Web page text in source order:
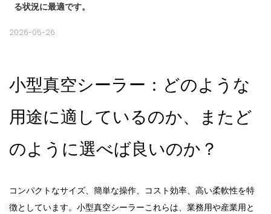
る状況に最適です。
2026-05-26
小型真空シーラー：どのような
用途に適しているのか、またど
のように選べば良いのか？
コンパクトなサイズ、簡単な操作、コスト効率、高い柔軟性を特
徴としています。 小型真空シーラーこれらは、業務用や産業用と